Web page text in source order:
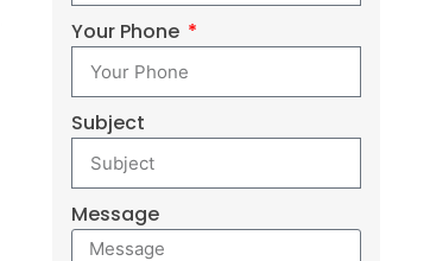
Your Phone
Subject
Message